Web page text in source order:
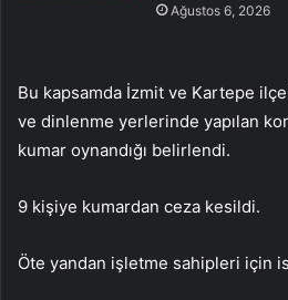
Ağustos 6, 2026
Bu kapsamda İzmit ve Kartepe
ve dinlenme yerlerinde yapılan
kumar oynandığı belirlendi.
9 kişiye kumardan ceza kesildi.
Öte yandan işletme sahipleri için